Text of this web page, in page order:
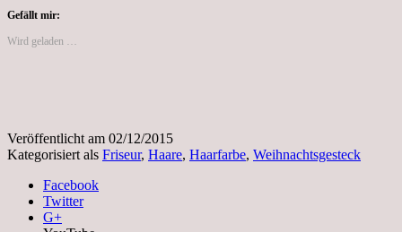
Gefällt mir:
Wird geladen …
Veröffentlicht am 02/12/2015
Kategorisiert als Friseur, Haare, Haarfarbe, Weihnachtsgesteck
Facebook
Twitter
G+